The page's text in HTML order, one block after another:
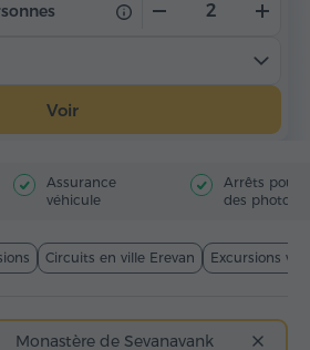
Voir
Assurance
véhicule
Arrêts pour
des photos
Circuits en ville Erevan Excursions
Monastère de Sevanavank